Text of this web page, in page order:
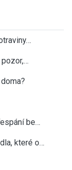
be…
které o…